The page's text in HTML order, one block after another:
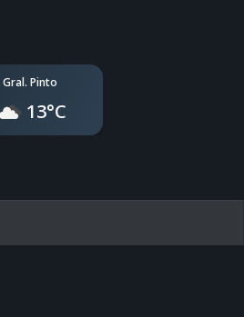
Gral. Pinto
13°C